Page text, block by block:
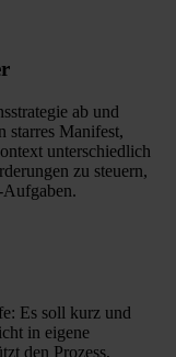
ab und
starres Manifest,
unterschiedlich
zu steuern,
Aufgaben.
Es soll kurz und
in eigene
den Prozess,